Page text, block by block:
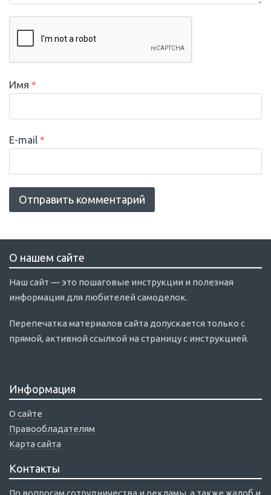
Имя *
E-mail *
О нашем сайте
Наш сайт — это пошаговые инструкции и полезная
информация для любителей самоделок.
Перепечатка материалов сайта допускается только с
прямой, активной ссылкой на страницу с инструкцией.
Информация
О сайте
Правообладателям
Карта сайта
Контакты
По вопросам сотрудничества и рекламы, а также жалоб и